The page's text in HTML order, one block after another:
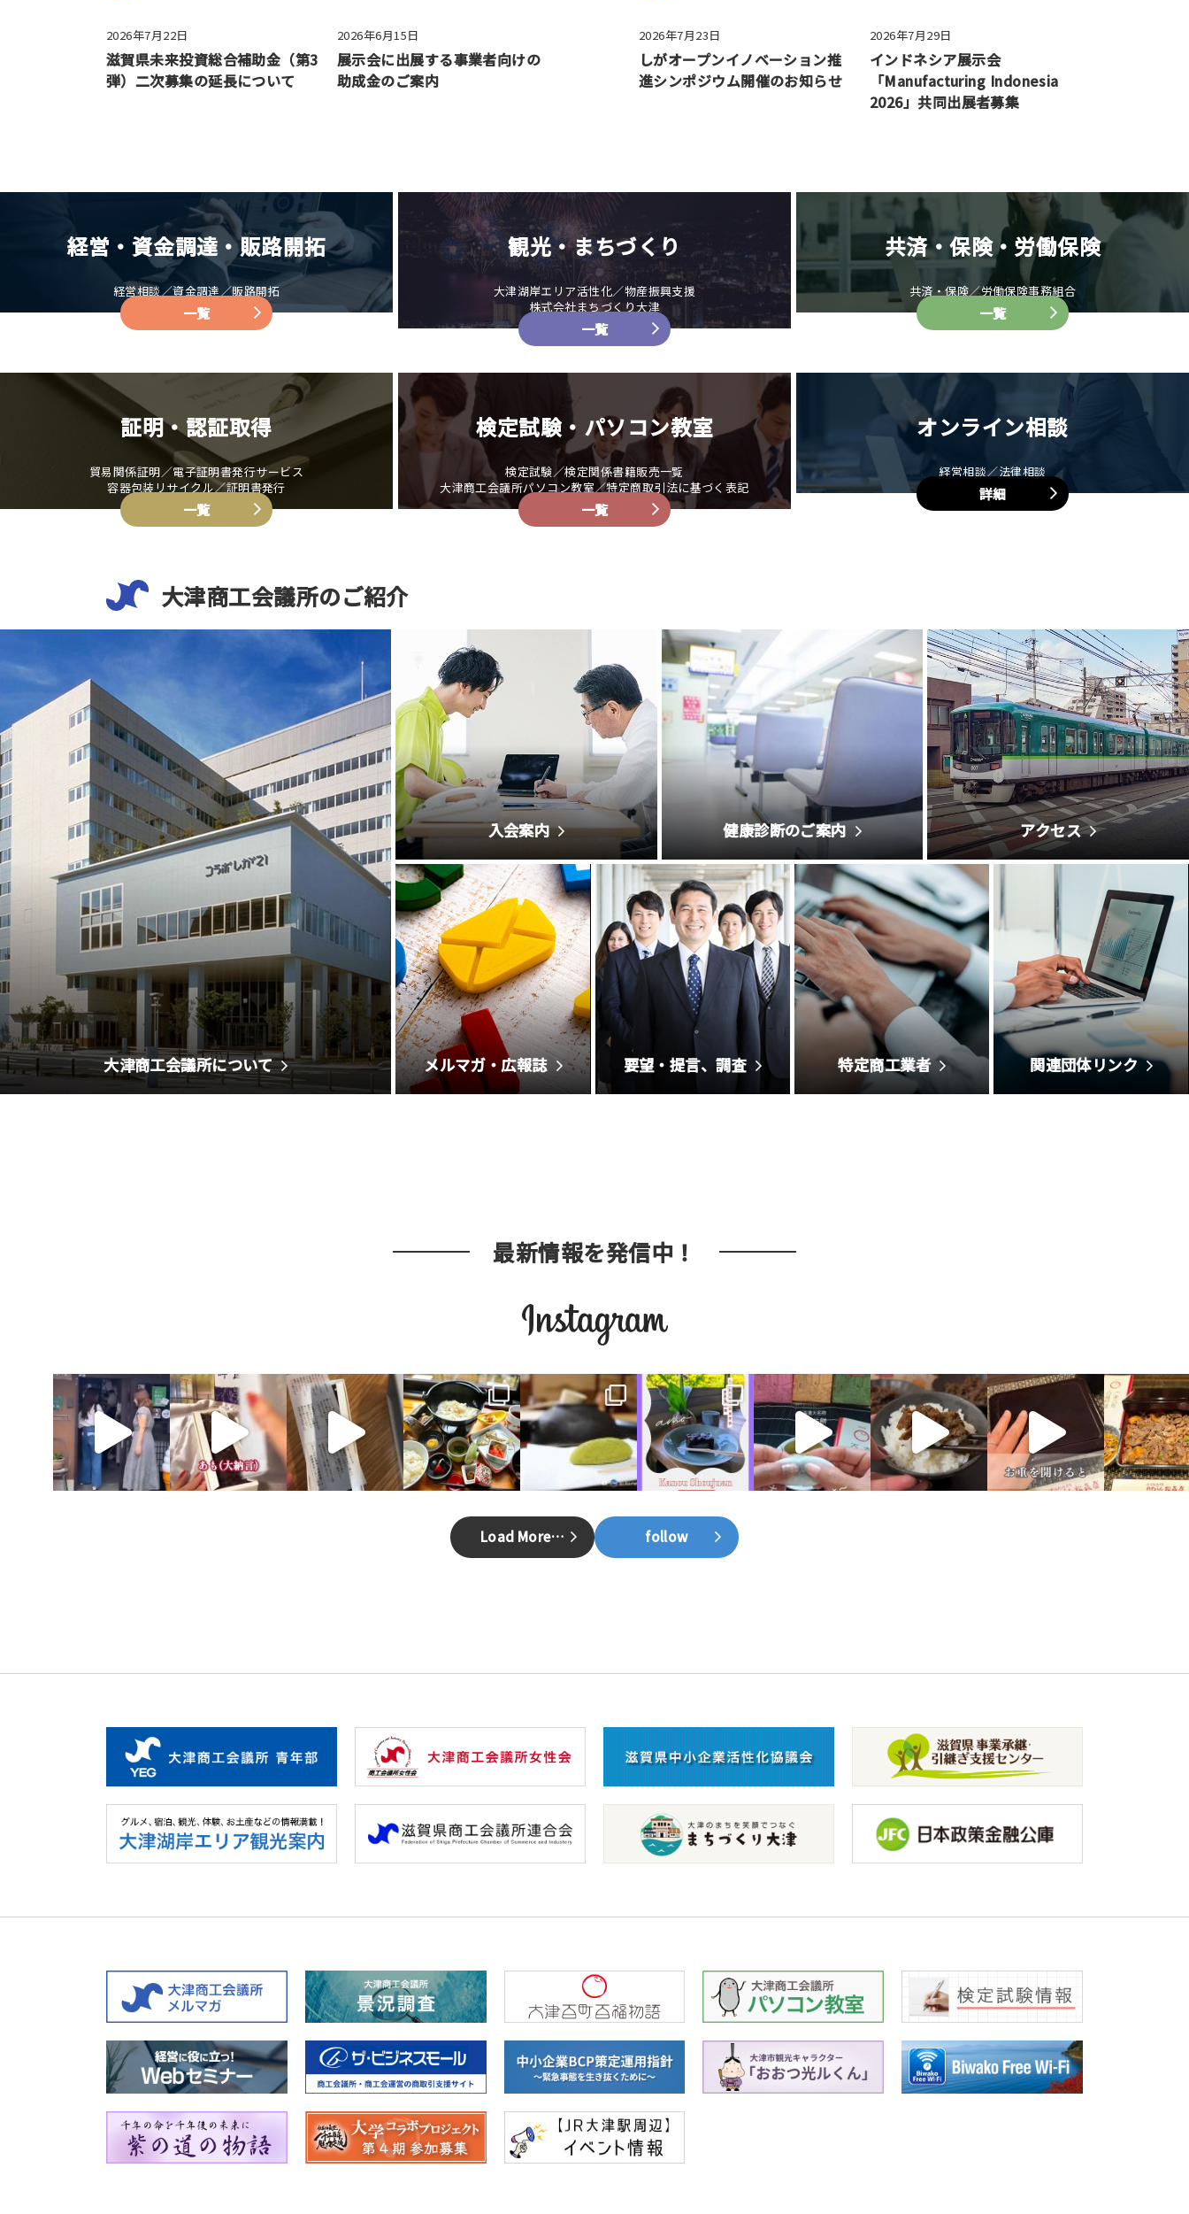
2026年7月22日
滋賀県未来投資総合補助金（第3
弾）二次募集の延長について
2026年6月15日
展示会に出展する事業者向けの
助成金のご案内
2026年7月23日
しがオープンイノベーション推
進シンポジウム開催のお知らせ
2026年7月29日
インドネシア展示会
「Manufacturing Indonesia
2026」共同出展者募集
経営・資金調達・販路開拓
経営相談／資金調達／販路開拓
一覧
観光・まちづくり
大津湖岸エリア活性化／物産振興支援
株式会社まちづくり大津
一覧
共済・保険・労働保険
共済・保険／労働保険事務組合
一覧
証明・認証取得
貿易関係証明／電子証明書発行サービス
容器包装リサイクル／証明書発行
一覧
検定試験・パソコン教室
検定試験／検定関係書籍販売一覧
大津商工会議所パソコン教室／特定商取引法に基づく表記
一覧
オンライン相談
経営相談／法律相談
詳細
大津商工会議所のご紹介
大津商工会議所について
入会案内 健康診断のご案内 アクセス
メルマガ・広報誌 要望・提言、調査 特定商工業者 関連団体リンク
最新情報を発信中！
Load More… follow